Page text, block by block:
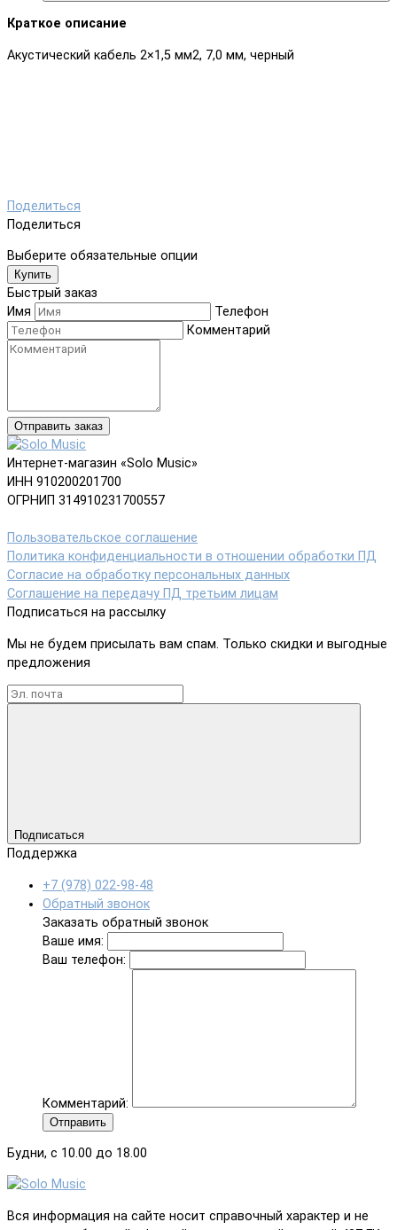
Краткое описание
Акустический кабель 2×1,5 мм2, 7,0 мм, черный
Поделиться
Поделиться
Выберите обязательные опции
Купить
Быстрый заказ
Имя
Телефон
Комментарий
Отправить заказ
Интернет-магазин «Solo Music»
ИНН 910200201700
ОГРНИП 314910231700557
Пользовательское соглашение
Политика конфиденциальности в отношении обработки ПД
Согласие на обработку персональных данных
Соглашение на передачу ПД третьим лицам
Подписаться на рассылку
Мы не будем присылать вам спам. Только скидки и выгодные
предложения
Подписаться
Поддержка
+7 (978) 022-98-48
Обратный звонок
Заказать обратный звонок
Ваше имя:
Ваш телефон:
Комментарий:
Отправить
Будни, с 10.00 до 18.00
Вся информация на сайте носит справочный характер и не